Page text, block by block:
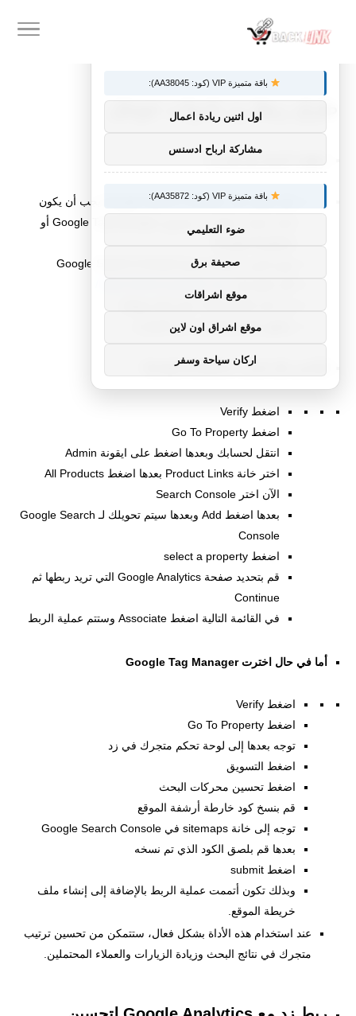
طرق ربط زد بادوات جوجل
خطوات الربط مع متجر زد:
قبل التوجه إلى Google Search Console يجب أن يكون
لديك حساب مفعل عن طريق Google Tag Manager أو
نفس البريد يستخدم لربط Google Search Console
https://search.google.com/
ستظهر قائمة بها العديد من الخيارات
أولا في حال اخترت Google Analytics
اضغط Verify
اضغط Go To Property
انتقل لحسابك وبعدها اضغط على ايقونة Admin
اختر خانة Product Links بعدها اضغط All Products
الآن اختر Search Console
بعدها اضغط Add وبعدها سيتم تحويلك لـ Google Search
Console
اضغط select a property
قم بتحديد صفحة Google Analytics التي تريد ربطها ثم
Continue
في القائمة التالية اضغط Associate وستتم عملية الربط
أما في حال اخترت Google Tag Manager
اضغط Verify
اضغط Go To Property
توجه بعدها إلى لوحة تحكم متجرك في زد
اضغط التسويق
اضغط تحسين محركات البحث
قم بنسخ كود خارطة أرشفة الموقع
توجه إلى خانة sitemaps في Google Search Console
بعدها قم بلصق الكود الذي تم نسخه
اضغط submit
وبذلك تكون أتممت عملية الربط بالإضافة إلى إنشاء ملف
خريطة الموقع.
عند استخدام هذه الأداة بشكل فعال، ستتمكن من تحسين ترتيب
متجرك في نتائج البحث وزيادة الزيارات والعملاء المحتملين.
توصيات :
باقة متميزة VIP (كود: AA38045):
اول اثنين ريادة اعمال
مشاركة ارباح ادسنس
باقة متميزة VIP (كود: AA35872):
ضوء التعليمي
صحيفة برق
موقع اشراقات
موقع اشراق اون لاين
اركان سياحة وسفر